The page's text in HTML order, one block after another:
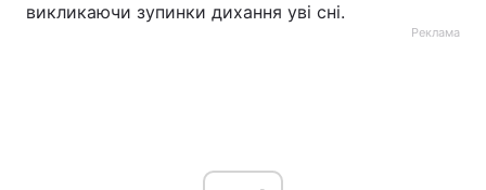
викликаючи зупинки дихання уві сні.
Реклама